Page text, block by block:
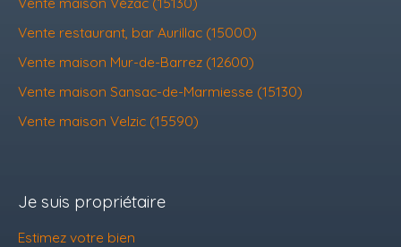
Vente restaurant, bar Aurillac (15000)
Vente maison Mur-de-Barrez (12600)
Vente maison Sansac-de-Marmiesse (15130)
Vente maison Velzic (15590)
Je suis propriétaire
Estimez votre bien